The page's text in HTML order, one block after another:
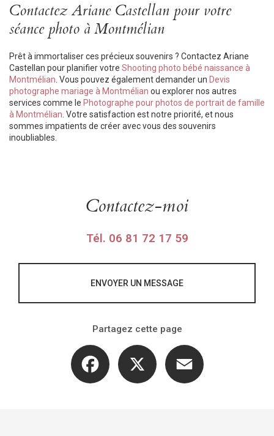
Contactez Ariane Castellan pour votre
séance photo à Montmélian
Prêt à immortaliser ces précieux souvenirs ? Contactez Ariane
Castellan pour planifier votre Shooting photo bébé naissance à
Montmélian . Vous pouvez également demander un Devis
photographe mariage à Montmélian ou explorer nos autres
services comme le Photographe pour photos de portrait de famille
à Montmélian . Votre satisfaction est notre priorité, et nous
sommes impatients de créer avec vous des souvenirs
inoubliables.
Contactez-moi
Tél. 06 81 72 17 59
ENVOYER UN MESSAGE
Partagez cette page
Facebook